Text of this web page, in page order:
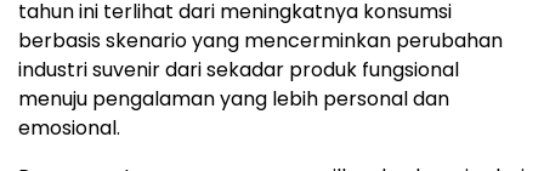
tahun ini terlihat dari meningkatnya konsumsi
berbasis skenario yang mencerminkan perubahan
industri suvenir dari sekadar produk fungsional
menuju pengalaman yang lebih personal dan
emosional.